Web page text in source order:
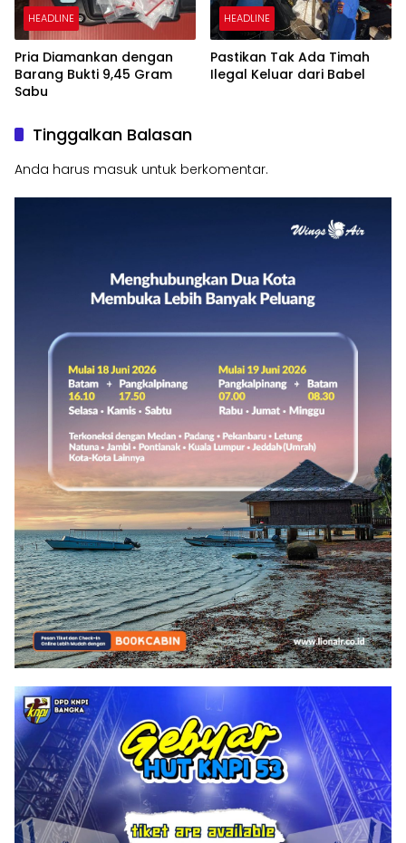
HEADLINE
Pria Diamankan dengan
Barang Bukti 9,45 Gram
Sabu
HEADLINE
Pastikan Tak Ada Timah
Ilegal Keluar dari Babel
Tinggalkan Balasan
Anda harus masuk untuk berkomentar.